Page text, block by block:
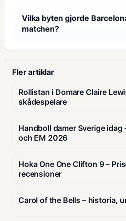
Vilka byten gjorde
matchen?
Fler artiklar
Rollistan i Domare Claire
skådespelare
Handboll damer Sverige
och EM 2026
Hoka One One Clifton 9 –
recensioner
Carol of the Bells – historia,